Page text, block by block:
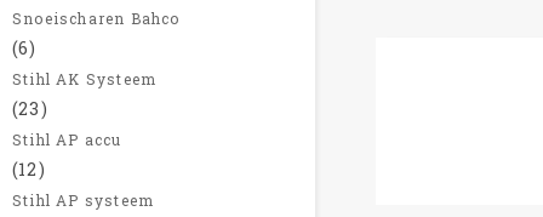
Snoeischaren Bahco
(6)
Stihl AK Systeem
(23)
Stihl AP accu
(12)
Stihl AP systeem